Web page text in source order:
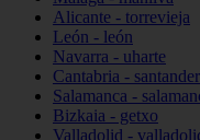
Alicante - torrevieja
León - león
Navarra - uharte
Cantabria - santander
Salamanca -
Bizkaia - getxo
Valladolid -